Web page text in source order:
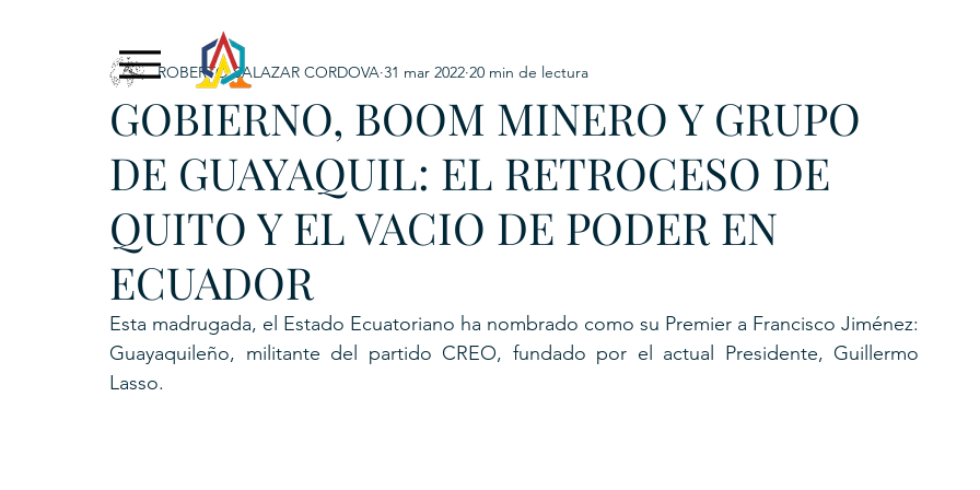
Exclusive Content ADNPL IGRP LATAM2021 URKU
GOBIERNO, BOOM MINERO Y GRUPO
DE GUAYAQUIL: EL RETROCESO DE
QUITO Y EL VACIO DE PODER EN
ECUADOR
ROBERTO SALAZAR CORDOVA 31 mar 2022 20 min de lectura
Esta madrugada, el Estado Ecuatoriano ha nombrado como su Premier a Francisco Jiménez:
Guayaquileño, militante del partido CREO, fundado por el actual Presidente, Guillermo
Lasso.